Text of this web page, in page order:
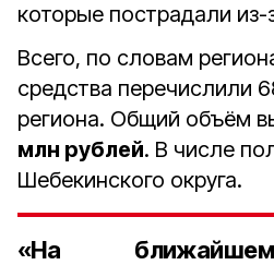
которые пострадали из-
Всего, по словам
средства перечислили
региона. Общий объём
млн рублей. В числе
Шебекинского округа.
«На